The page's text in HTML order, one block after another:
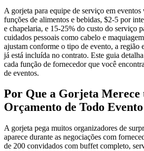
A gorjeta para equipe de serviço em
funções de alimentos e bebidas, $2-5 por
e chapelaria, e 15-25% do custo do serviço
cuidados pessoais como cabelo e
ajustam conforme o tipo de evento, a região
já está incluída no contrato. Este guia
cada função de fornecedor que você
de eventos.
Por Que a Gorjeta Merece
Orçamento de Todo Evento
A gorjeta pega muitos organizadores de
aparece durante as negociações com
de 200 convidados com buffet completo,